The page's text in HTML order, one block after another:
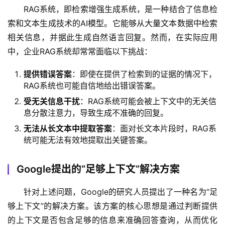
RAG系统，即检索增强生成系统，是一种结合了信息检
索和文本生成技术的AI模型。它能够从大量文本数据中检索
相关信息，并据此生成自然语言回复。然而，在实际应用
中，企业RAG系统却常常面临以下挑战：
提供错误答案‌：即使在提供了检索到的证据的情况下，
RAG系统也可能自信地给出错误答案。
受无关信息干扰‌：RAG系统可能会被上下文中的无关信
息分散注意力，导致生成不准确的回复。
无法从长文本中提取答案‌：面对长文本片段时，RAG系
统可能无法有效地提取出关键答案。
Google提出的“足够上下文”解决方案
针对上述问题，Google的研究人员提出了一种名为“足
够上下文”的解决方案。该方案的核心思想是通过判断提供
的上下文是否包含足够的信息来准确回答查询，从而优化